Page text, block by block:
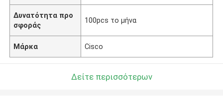
Δυνατότητα προ
σφοράς
100pcs το μήνα
Μάρκα Cisco
Δείτε περισσότερων